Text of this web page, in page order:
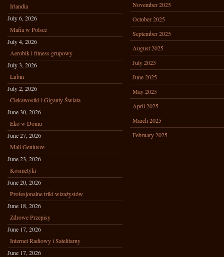
Irlandia
July 6, 2026
Mafia w Polsce
July 4, 2026
Aerobik i fitness grupowy
July 3, 2026
Lubin
July 2, 2026
Ciekawostki i Giganty Świata
June 30, 2026
Eko w Domu
June 27, 2026
Mali Geniusze
June 23, 2026
Kosmetyki
June 20, 2026
Profesjonalne triki wizażystów
June 18, 2026
Zdrowe Przepisy
June 17, 2026
Internet Radiowy i Satelitarny
June 17, 2026
November 2025
October 2025
September 2025
August 2025
July 2025
June 2025
May 2025
April 2025
March 2025
February 2025